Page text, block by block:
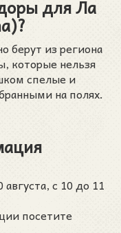
для Ла
берут из региона
которые нельзя
спелые и
на полях.
с 10 до 11
посетите